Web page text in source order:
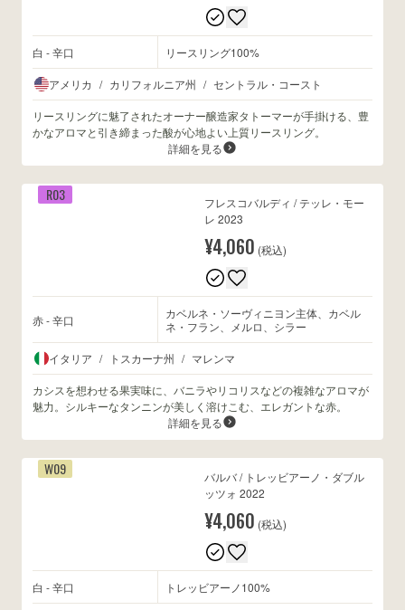
白 - 辛口 リースリング100%
アメリカ / カリフォルニア州 / セントラル・コースト
リースリングに魅了されたオーナー醸造家タトーマーが手掛ける、豊
かなアロマと引き締まった酸が心地よい上質リースリング。
詳細を見る
R03
フレスコバルディ / テッレ・モー
レ 2023
¥4,060 (税込)
赤 - 辛口
カベルネ・ソーヴィニヨン主体、カベル
ネ・フラン、メルロ、シラー
イタリア / トスカーナ州 / マレンマ
カシスを想わせる果実味に、バニラやリコリスなどの複雑なアロマが
魅力。シルキーなタンニンが美しく溶けこむ、エレガントな赤。
詳細を見る
W09
バルバ / トレッビアーノ・ダブル
ッツォ 2022
¥4,060 (税込)
白 - 辛口 トレッビアーノ100%